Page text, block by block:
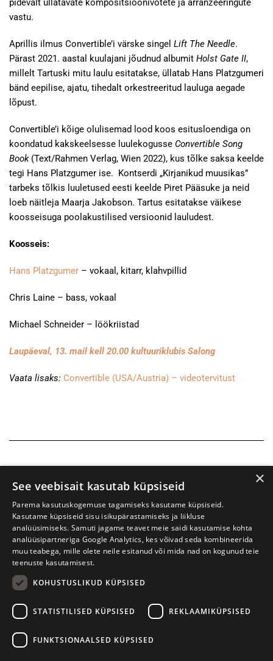
pidevalt üllatavate kompositsioonivõtete ja arranžeeringute
vastu.
Aprillis ilmus Convertible’i värske singel Lift The Needle.
Pärast 2021. aastal kuulajani jõudnud albumit Holst Gate II,
millelt Tartuski mitu laulu esitatakse, üllatab Hans Platzgumeri
bänd eepilise, ajatu, tihedalt orkestreeritud lauluga aegade
lõpust.
Convertible’i kõige olulisemad lood koos esitusloendiga on
koondatud kakskeelsesse luulekogusse Convertible Song
Book(Text/Rahmen Verlag, Wien 2022), kus tõlke saksa keelde
tegi Hans Platzgumer ise. Kontserdi „Kirjanikud muusikas”
tarbeks tõlkis luuletused eesti keelde Piret Pääsuke ja neid
loeb näitleja Maarja Jakobson. Tartus esitatakse väikese
koosseisuga poolakustilised versioonid lauludest.
Koosseis:
Hans Platzgumer – vokaal, kitarr, klahvpillid
Chris Laine – bass, vokaal
Michael Schneider – löökriistad
Laupäeval, 13. mail kell 20.00 kultuuriklubis Salong
Vaata lisaks: Convertible (USA/Austria) – videotervitust
Prima Vista kirjandusfestival
+372 56906836
×
See veebisait kasutab küpsiseid
Parema kasutuskogemuse tagamiseks kasutame küpsiseid.
Kasutame küpsiseid sisu isikupärastamiseks ja liikluse
analüüsimiseks. Samuti jagame teavet meie saidi kasutamise kohta
analüüsipartneriga Google Analytics, kes võivad seda kombineerida
muu teabega, mille olete neile esitanud või mida nad on kogunud teie
teenuste kasutamisest.
KOHUSTUSLIKUD KÜPSISED
STATISTILISED KÜPSISED REKLAAMIKÜPSISED
FUNKTSIONAALSED KÜPSISED